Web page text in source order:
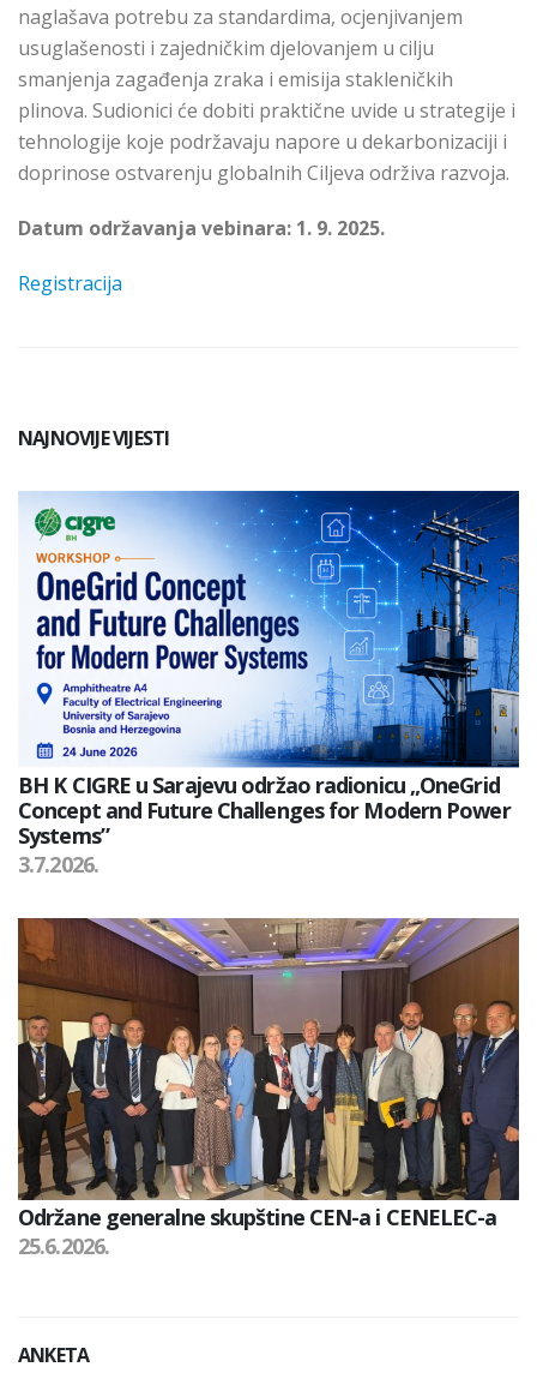
naglašava potrebu za standardima, ocjenjivanjem
usuglašenosti i zajedničkim djelovanjem u cilju
smanjenja zagađenja zraka i emisija stakleničkih
plinova. Sudionici će dobiti praktične uvide u strategije i
tehnologije koje podržavaju napore u dekarbonizaciji i
doprinose ostvarenju globalnih Ciljeva održiva razvoja.
Datum održavanja vebinara: 1. 9. 2025.
Registracija
NAJNOVIJE VIJESTI
BH K CIGRE u Sarajevu održao radionicu „OneGrid
Concept and Future Challenges for Modern Power
Systems”
3.7.2026.
Održane generalne skupštine CEN-a i CENELEC-a
25.6.2026.
ANKETA